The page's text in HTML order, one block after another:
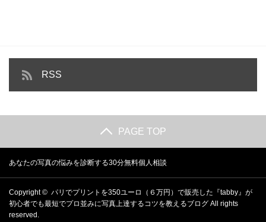
RSS
PAGE TOP
あなたの写真の悩みを診断する30分無料個人相談
Copyright © パリでプリントを350ユーロ（６万円）で販売した『tabby』が
初心者でも最短でプロ並みに写真上達するコツを教えるブログ All rights
reserved.